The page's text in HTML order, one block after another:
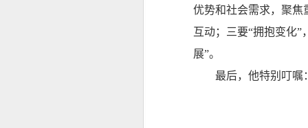
优势和社会需求，聚焦
互动；三要“拥抱变化
展”。
最后，他特别叮